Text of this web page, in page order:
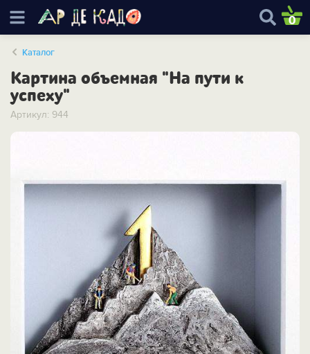
0
Каталог
Картина объемная "На пути к
успеху"
Артикул: 944